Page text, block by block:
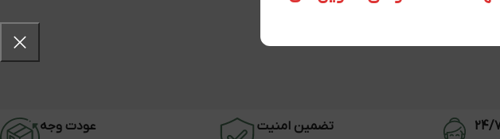
تضمین امنیت عودت وجه